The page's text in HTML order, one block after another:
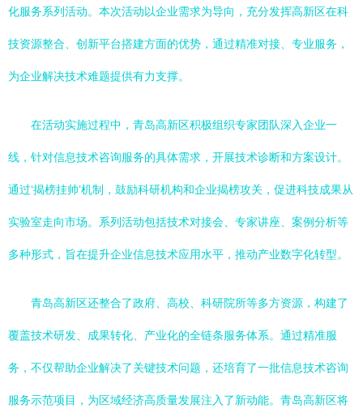
化服务系列活动。本次活动以企业需求为导向，充分发挥高新区在科
技资源整合、创新平台搭建方面的优势，通过精准对接、专业服务，
为企业解决技术难题提供有力支撑。
在活动实施过程中，青岛高新区积极组织专家团队深入企业一
线，针对信息技术咨询服务的具体需求，开展技术诊断和方案设计。
通过‘揭榜挂帅’机制，鼓励科研机构和企业揭榜攻关，促进科技成果从
实验室走向市场。系列活动包括技术对接会、专家讲座、案例分析等
多种形式，旨在提升企业信息技术应用水平，推动产业数字化转型。
青岛高新区还整合了政府、高校、科研院所等多方资源，构建了
覆盖技术研发、成果转化、产业化的全链条服务体系。通过精准服
务，不仅帮助企业解决了关键技术问题，还培育了一批信息技术咨询
服务示范项目，为区域经济高质量发展注入了新动能。青岛高新区将